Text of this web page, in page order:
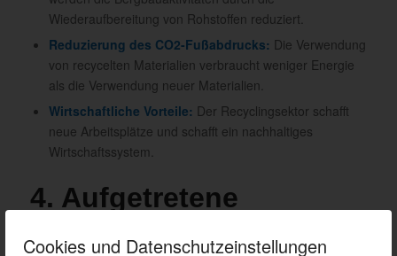
Cookies und Datenschutzeinstellungen
Wiederaufbereitung von Rohstoffen reduziert.
Reduzierung des CO2-Fußabdrucks: Die Verwendung
von recycelten Materialien verbraucht weniger Energie
als die Verwendung neuer Materialien.
Wirtschaftliche Vorteile: Der Recyclingsektor schafft
neue Arbeitsplätze und schafft ein nachhaltiges
Wirtschaftssystem.
4. Aufgetretene